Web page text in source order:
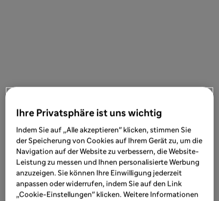
Ihre Privatsphäre ist uns wichtig
Indem Sie auf „Alle akzeptieren" klicken, stimmen Sie
der Speicherung von Cookies auf Ihrem Gerät zu, um die
Navigation auf der Website zu verbessern, die Website-
Leistung zu messen und Ihnen personalisierte Werbung
anzuzeigen. Sie können Ihre Einwilligung jederzeit
anpassen oder widerrufen, indem Sie auf den Link
„Cookie-Einstellungen" klicken. Weitere Informationen